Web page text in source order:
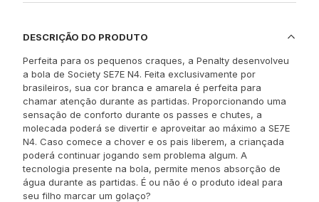
DESCRIÇÃO DO PRODUTO
Perfeita para os pequenos craques, a Penalty desenvolveu
a bola de Society SE7E N4. Feita exclusivamente por
brasileiros, sua cor branca e amarela é perfeita para
chamar atenção durante as partidas. Proporcionando uma
sensação de conforto durante os passes e chutes, a
molecada poderá se divertir e aproveitar ao máximo a SE7E
N4. Caso comece a chover e os pais liberem, a criançada
poderá continuar jogando sem problema algum. A
tecnologia presente na bola, permite menos absorção de
água durante as partidas. É ou não é o produto ideal para
seu filho marcar um golaço?